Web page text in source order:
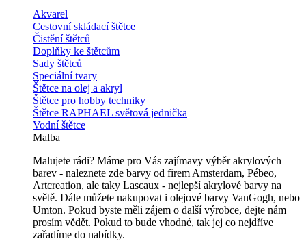
Akvarel
Cestovní skládací štětce
Čistění štětců
Doplňky ke štětcům
Sady štětců
Speciální tvary
Štětce na olej a akryl
Štětce pro hobby techniky
Štětce RAPHAEL světová jednička
Vodní štětce
Malba
Malujete rádi? Máme pro Vás zajímavy výběr akrylových
barev - naleznete zde barvy od firem Amsterdam, Pébeo,
Artcreation, ale taky Lascaux - nejlepší akrylové barvy na
světě. Dále můžete nakupovat i olejové barvy VanGogh, nebo
Umton. Pokud byste měli zájem o další výrobce, dejte nám
prosím vědět. Pokud to bude vhodné, tak jej co nejdříve
zařadíme do nabídky.